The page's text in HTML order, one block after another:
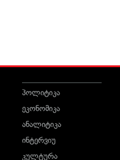
პოლიტიკა
ეკონომიკა
ანალიტიკა
ინტერვიუ
კულტურა